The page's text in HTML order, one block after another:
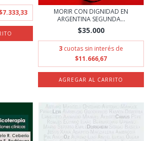
MORIR CON DIGNIDAD EN
ARGENTINA SEGUNDA...
$35.000
3 cuotas sin interés de
$11.666,67